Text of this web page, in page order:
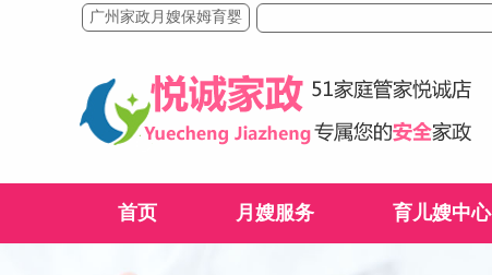
广州家政月嫂保姆育婴
首页 月嫂服务 育儿嫂中心